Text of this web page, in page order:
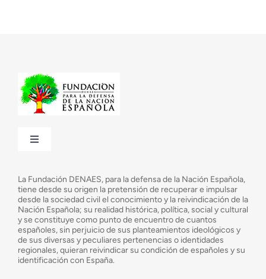
Toggle
¿Cuáles son nuestros objetivos?
Consejo Asesor
La Fundación DENAES, para la defensa de la Nación Española,
tiene desde su origen la pretensión de recuperar e impulsar
desde la sociedad civil el conocimiento y la reivindicación de la
Nación Española; su realidad histórica, política, social y cultural
y se constituye como punto de encuentro de cuantos
españoles, sin perjuicio de sus planteamientos ideológicos y
de sus diversas y peculiares pertenencias o identidades
regionales, quieran reivindicar su condición de españoles y su
identificación con España.